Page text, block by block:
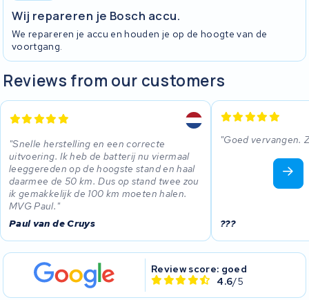
Wij repareren je Bosch accu.
We repareren je accu en houden je op de hoogte van de
voortgang.
Reviews from our customers
Snelle herstelling en een correcte
uitvoering. Ik heb de batterij nu viermaal
leeggereden op de hoogste stand en haal
daarmee de 50 km. Dus op stand twee zou
ik gemakkelijk de 100 km moeten halen.
MVG Paul.
Paul van de Cruys
Goed vervangen.
???
Review score: goed
4.6/5